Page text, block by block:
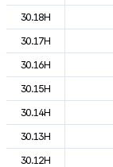
30.18H
30.17H
30.16H
30.15H
30.14H
30.13H
30.12H